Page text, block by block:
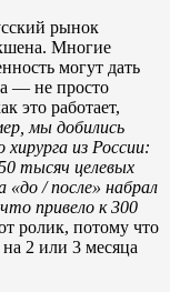
рынок
Многие
могут дать
— не просто
это работает,
мы добились
из России:
тысяч целевых
«до / после» набрал
привело к 300
ролик, потому что
на 2 или 3 месяца